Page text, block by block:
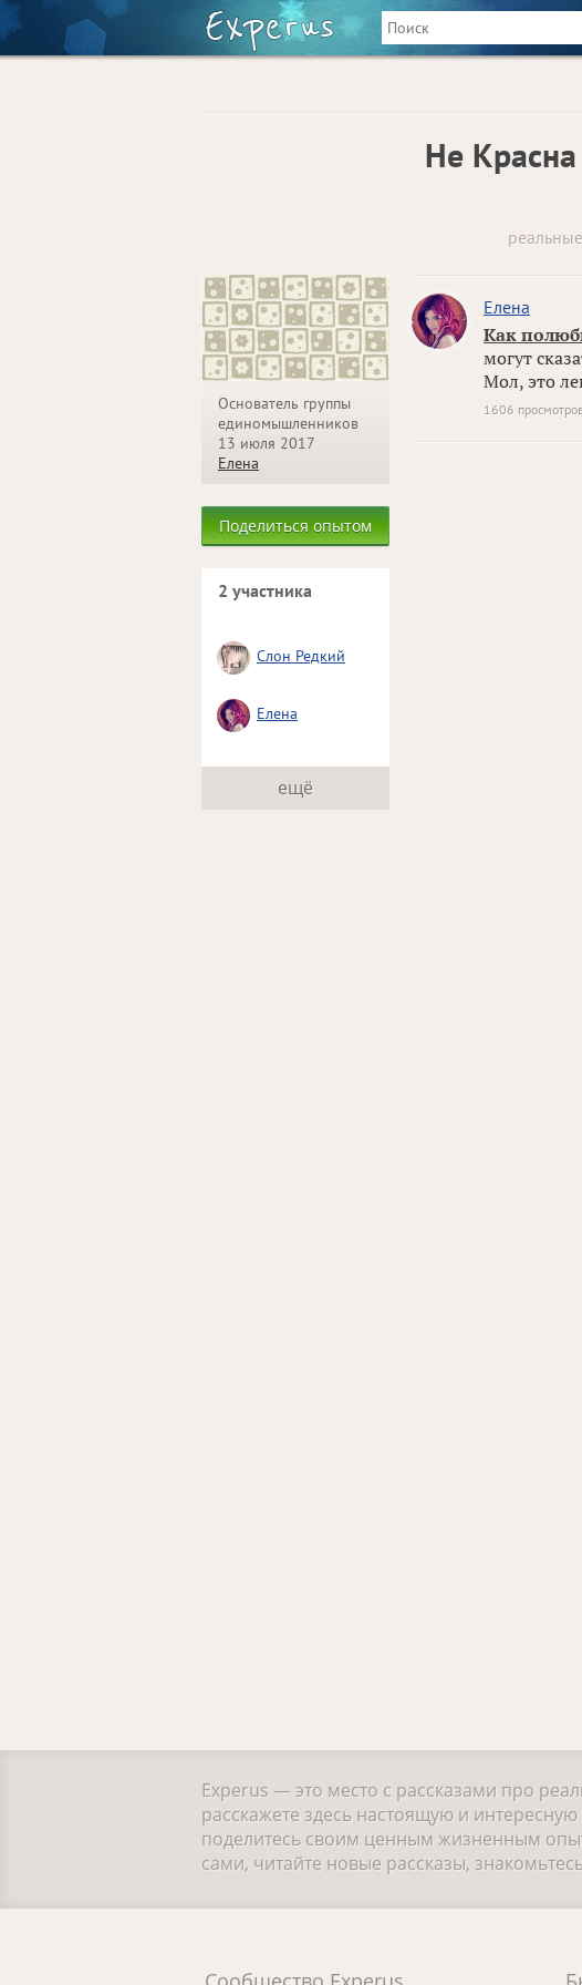
Не
Основатель группы
единомышленников
13 июля 2017
Елена
Поделиться опытом
2 участника
Слон Редкий
Елена
ещё
Елена
Как
могут
Мол, это
1606
Experus — это место с рассказами про
расскажете здесь настоящую и
поделитесь своим ценным жизненным
сами, читайте новые рассказы,